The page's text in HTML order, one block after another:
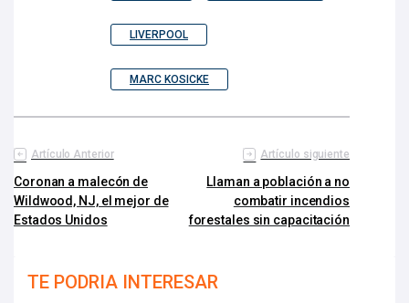
LIVERPOOL
MARC KOSICKE
Artículo Anterior
Coronan a malecón de
Wildwood, NJ, el mejor de
Estados Unidos
Artículo siguiente
Llaman a población a no
combatir incendios
forestales sin capacitación
TE PODRIA INTERESAR